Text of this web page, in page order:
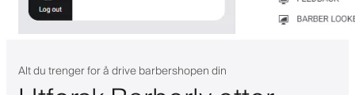
Alt du trenger for å drive barbershopen din